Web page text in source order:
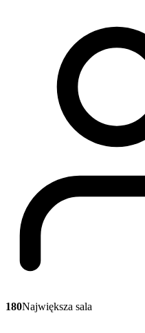
180Największa sala